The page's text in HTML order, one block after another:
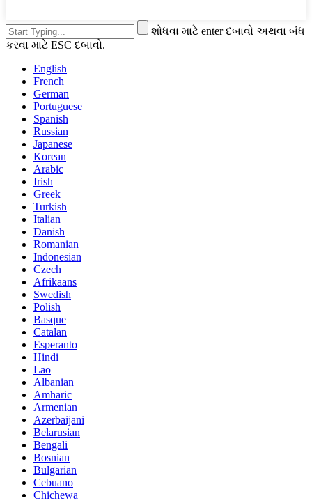
શોધવા માટે enter દબાવો અથવા બંધ
કરવા માટે ESC દબાવો.
English
French
German
Portuguese
Spanish
Russian
Japanese
Korean
Arabic
Irish
Greek
Turkish
Italian
Danish
Romanian
Indonesian
Czech
Afrikaans
Swedish
Polish
Basque
Catalan
Esperanto
Hindi
Lao
Albanian
Amharic
Armenian
Azerbaijani
Belarusian
Bengali
Bosnian
Bulgarian
Cebuano
Chichewa